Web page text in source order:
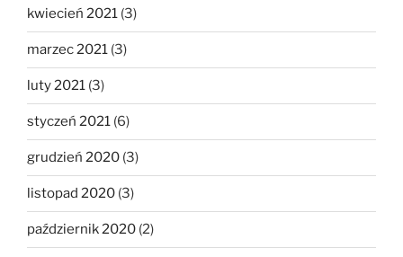
kwiecień 2021 (3)
marzec 2021 (3)
luty 2021 (3)
styczeń 2021 (6)
grudzień 2020 (3)
listopad 2020 (3)
październik 2020 (2)